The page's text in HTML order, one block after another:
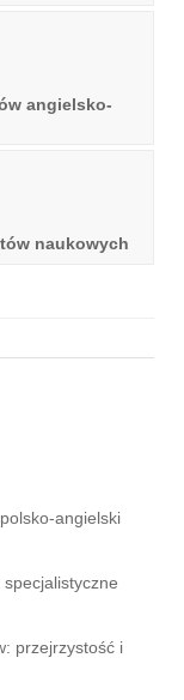
angielsko-
naukowych
angielski
przejrzystość i